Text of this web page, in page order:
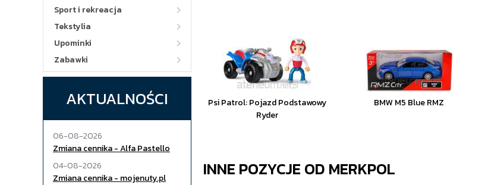
Sport i rekreacja
Tekstylia
Upominki
Zabawki
AKTUALNOŚCI
06-08-2026
Zmiana cennika - Alfa Pastello
04-08-2026
Zmiana cennika - mojenuty.pl
Psi Patrol: Pojazd Podstawowy
Ryder
BMW M5 Blue RMZ
INNE POZYCJE OD MERKPOL